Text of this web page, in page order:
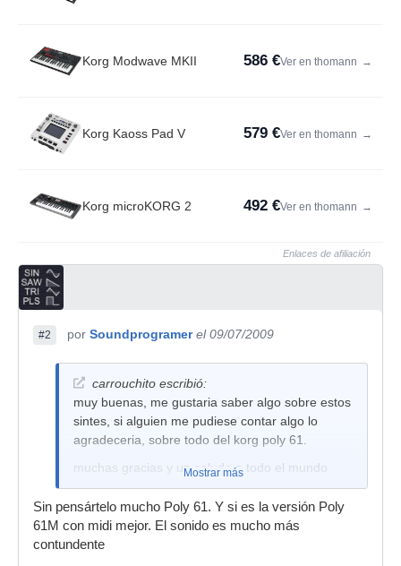
Korg Modwave MKII 586 €Ver en thomann →
Korg Kaoss Pad V 579 €Ver en thomann →
Korg microKORG 2 492 €Ver en thomann →
Enlaces de afiliación
#2 por Soundprogramer el 09/07/2009
carrouchito escribió:
muy buenas, me gustaria saber algo sobre estos
sintes, si alguien me pudiese contar algo lo
agradeceria, sobre todo del korg poly 61.
muchas gracias y un saludo a todo el mundo
Mostrar más
Sin pensártelo mucho Poly 61. Y si es la versión Poly
61M con midi mejor. El sonido es mucho más
contundente